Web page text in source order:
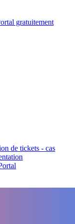
gratuitement
de tickets - cas